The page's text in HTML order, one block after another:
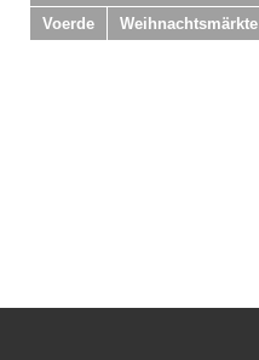
Voerde
Weihnachtsmärkte